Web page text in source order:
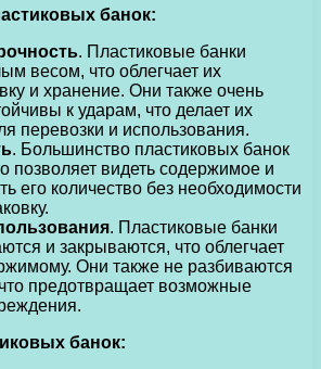
банок:
. Пластиковые банки
весом, что облегчает их
и хранение. Они также очень
к ударам, что делает их
перевозки и использования.
. Большинство пластиковых банок
позволяет видеть содержимое и
его количество без необходимости
. Пластиковые банки
и закрываются, что облегчает
Они также не разбиваются
предотвращает возможные
банок: